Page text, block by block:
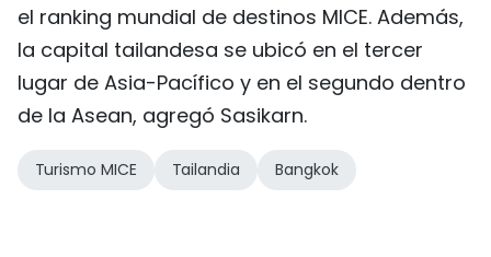
el ranking mundial de destinos MICE. Además,
la capital tailandesa se ubicó en el tercer
lugar de Asia-Pacífico y en el segundo dentro
de la Asean, agregó Sasikarn.
Turismo MICE Tailandia Bangkok